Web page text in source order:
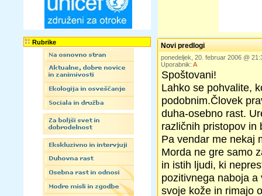
Rubrike Novi predlogi
ponedeljek, 20. februar 2006 @
Uporabnik: A
Spoštovani!
Lahko se pohvalite,
podobnim.Človek
duha-osebno rast.
različnih pristopov in
Pa vendar me nekaj
Morda ne gre samo
in istih ljudi, ki
pozitivnega naboja
svoje kože in rimajo